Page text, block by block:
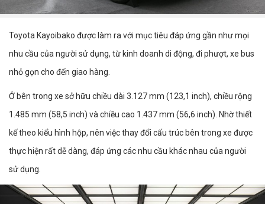
Toyota Kayoibako được làm ra với mục tiêu đáp ứng gần như mọi
nhu cầu của người sử dụng, từ kinh doanh di động, đi phượt, xe bus
nhỏ gọn cho đến giao hàng.
Ở bên trong xe sở hữu chiều dài 3.127 mm (123,1 inch), chiều rộng
1.485 mm (58,5 inch) và chiều cao 1.437 mm (56,6 inch). Nhờ thiết
kế theo kiểu hình hộp, nên việc thay đổi cấu trúc bên trong xe được
thực hiện rất dễ dàng, đáp ứng các nhu cầu khác nhau của người
sử dụng.